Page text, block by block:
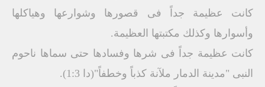
كانت عظيمة جداً فى قصورها وشوارعها وهياكلها
وأسوارها وكذلك مكتبتها العظيمة.
كانت عظيمة جداً فى شرها وفسادها حتى سماها ناحوم
النبى "مدينة الدمار ملآنة كذباً وخطفاً"(دا 1:3).